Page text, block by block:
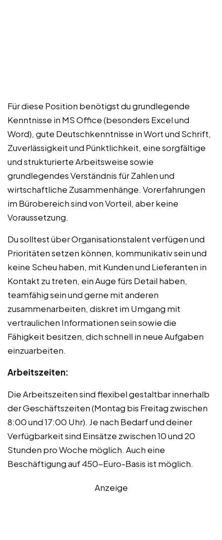
Für diese Position benötigst du grundlegende
Kenntnisse in MS Office (besonders Excel und
Word), gute Deutschkenntnisse in Wort und Schrift,
Zuverlässigkeit und Pünktlichkeit, eine sorgfältige
und strukturierte Arbeitsweise sowie
grundlegendes Verständnis für Zahlen und
wirtschaftliche Zusammenhänge. Vorerfahrungen
im Bürobereich sind von Vorteil, aber keine
Voraussetzung.
Du solltest über Organisationstalent verfügen und
Prioritäten setzen können, kommunikativ sein und
keine Scheu haben, mit Kunden und Lieferanten in
Kontakt zu treten, ein Auge fürs Detail haben,
teamfähig sein und gerne mit anderen
zusammenarbeiten, diskret im Umgang mit
vertraulichen Informationen sein sowie die
Fähigkeit besitzen, dich schnell in neue Aufgaben
einzuarbeiten.
Arbeitszeiten:
Die Arbeitszeiten sind flexibel gestaltbar innerhalb
der Geschäftszeiten (Montag bis Freitag zwischen
8:00 und 17:00 Uhr). Je nach Bedarf und deiner
Verfügbarkeit sind Einsätze zwischen 10 und 20
Stunden pro Woche möglich. Auch eine
Beschäftigung auf 450-Euro-Basis ist möglich.
Anzeige